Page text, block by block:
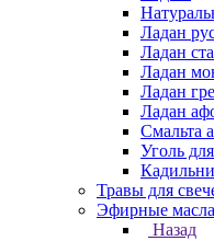
Ладан
Ладан
Ладан
Ладан
Ладан
Смальта
Уголь
Травы для
Эфирные масла
Назад